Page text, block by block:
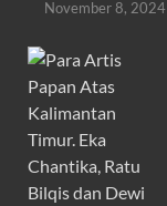
November 8, 2024